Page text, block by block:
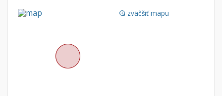
3-izbové
Stavebné pozemky
loupe zväčšiť mapu